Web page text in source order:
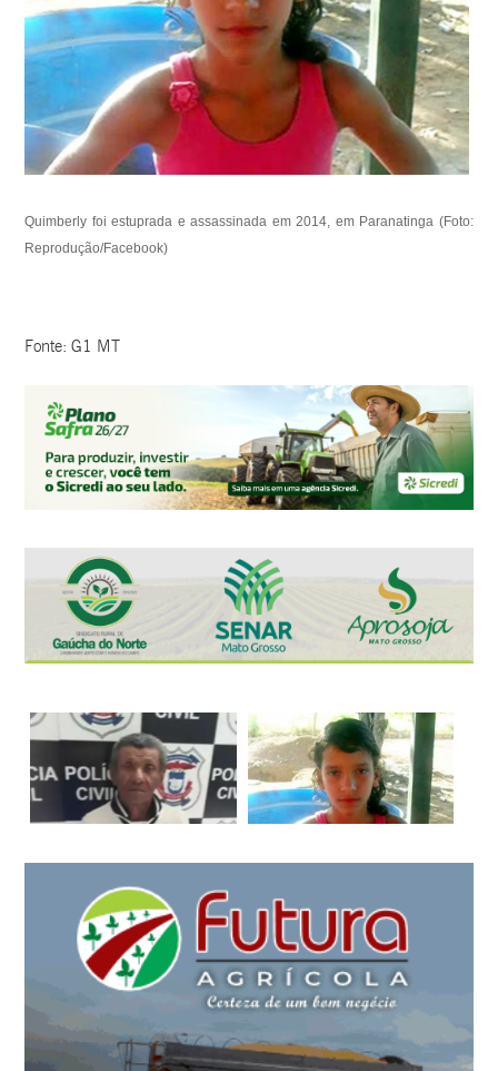
Quimberly foi estuprada e assassinada em 2014, em Paranatinga (Foto:
Reprodução/Facebook)
Fonte: G1 MT